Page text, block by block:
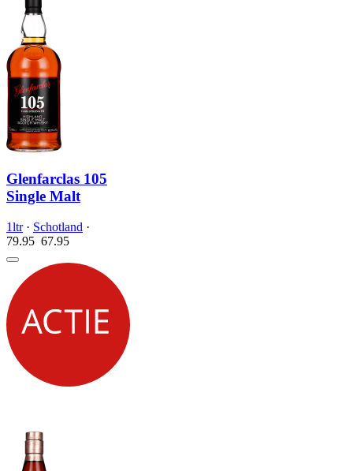
Glenfarclas 105
Single Malt
1ltr· Schotland ·
79.95 67.95